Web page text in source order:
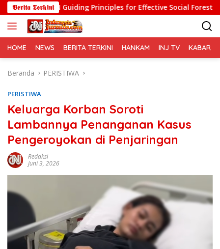
Langsung
ke
konten
𝕭𝖊𝖗𝖎𝖙𝖆 𝕿𝖊𝖗𝖐𝖎𝖓𝖎
Guiding Principles for Effective Social Forestry Legal
HOME NEWS BERITA TERKINI HANKAM INJ TV KABAR
Beranda PERISTIWA
PERISTIWA
Keluarga Korban Soroti
Lambannya Penanganan Kasus
Pengeroyokan di Penjaringan
Redaksi
Juni 3, 2026